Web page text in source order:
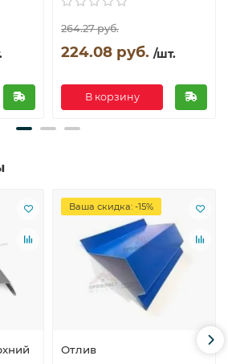
264.27 руб.
224.08 руб. /шт.
В корзину
Ваша скидка: -15%
Отлив